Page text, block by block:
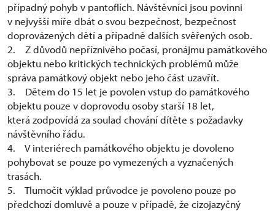
případný pohyb v pantoflích. Návštěvníci jsou povinni
v nejvyšší míře dbát o svou bezpečnost, bezpečnost
doprovázených dětí a případně dalších svěřených osob.
2. Z důvodů nepříznivého počasí, pronájmu památkového
objektu nebo kritických technických problémů může
správa památkový objekt nebo jeho část uzavřít.
3. Dětem do 15 let je povolen vstup do památkového
objektu pouze v doprovodu osoby starší 18 let,
která zodpovídá za soulad chování dítěte s požadavky
návštěvního řádu.
4. V interiérech památkového objektu je dovoleno
pohybovat se pouze po vymezených a vyznačených
trasách.
5. Tlumočit výklad průvodce je povoleno pouze po
předchozí domluvě a pouze v případě, že cizojazyčný